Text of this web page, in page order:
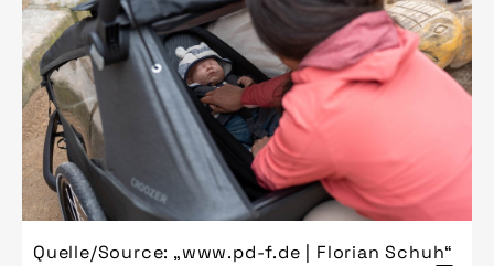
Quelle/Source: „www.pd-f.de | Florian Schuh“